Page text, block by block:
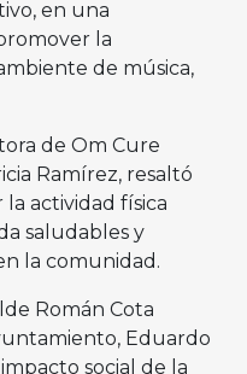
en una
la
de música,
de Om Cure
Ramírez, resaltó
actividad física
saludables y
la comunidad.
Román Cota
Eduardo
social de la